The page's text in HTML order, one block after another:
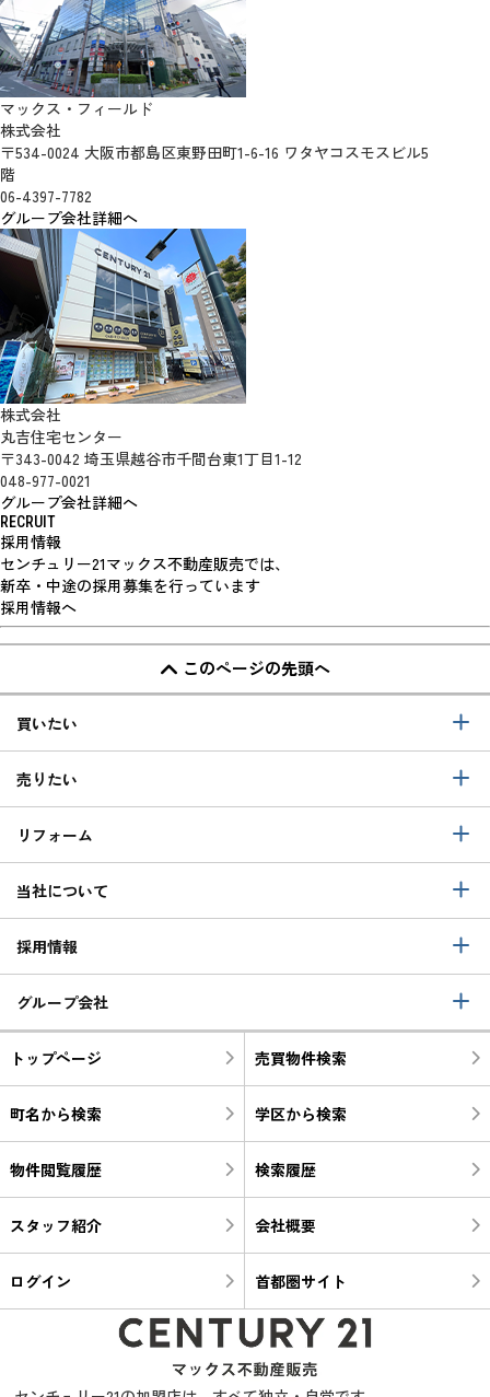
マックス・フィールド
株式会社
〒534-0024 大阪市都島区東野田町1-6-16 ワタヤコスモスビル5
階
06-4397-7782
グループ会社詳細へ
株式会社
丸吉住宅センター
〒343-0042 埼玉県越谷市千間台東1丁目1-12
048-977-0021
グループ会社詳細へ
RECRUIT
採用情報
センチュリー21マックス不動産販売では、
新卒・中途の採用募集を行っています
採用情報へ
このページの先頭へ
買いたい
売りたい
リフォーム
当社について
採用情報
グループ会社
トップページ 売買物件検索
町名から検索 学区から検索
物件閲覧履歴 検索履歴
スタッフ紹介 会社概要
ログイン 首都圏サイト